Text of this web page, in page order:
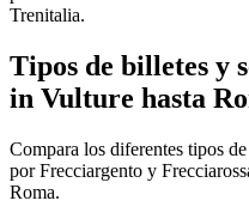
Trenitalia.
Tipos de billetes y
in Vulture hasta
Compara los diferentes tipos
por Frecciargento y
Roma.